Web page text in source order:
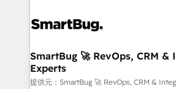
tune-ups, feature rollouts, adoption
HubSpot, switching to it, or reviving
We are built for the work.
ィブ・エージェンシーです。事業部・
を、CRMを軸とした全社共通基盤に
思決定者・PMO・現場担当者に並走し
HubSpot導入・活用支援 顧客データ
SmartBug 🚀 RevOps, CRM &
Experts
提供元：SmartBug 🚀 RevOps, CRM &